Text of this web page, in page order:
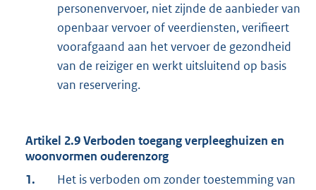
personenvervoer, niet zijnde de aanbieder van
openbaar vervoer of veerdiensten, verifieert
voorafgaand aan het vervoer de gezondheid
van de reiziger en werkt uitsluitend op basis
van reservering.
Artikel 2.9 Verboden toegang verpleeghuizen en
woonvormen ouderenzorg
1.
Het is verboden om zonder toestemming van